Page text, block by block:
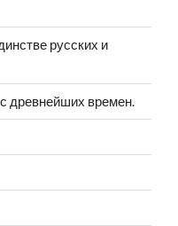
русских и
древнейших времен.